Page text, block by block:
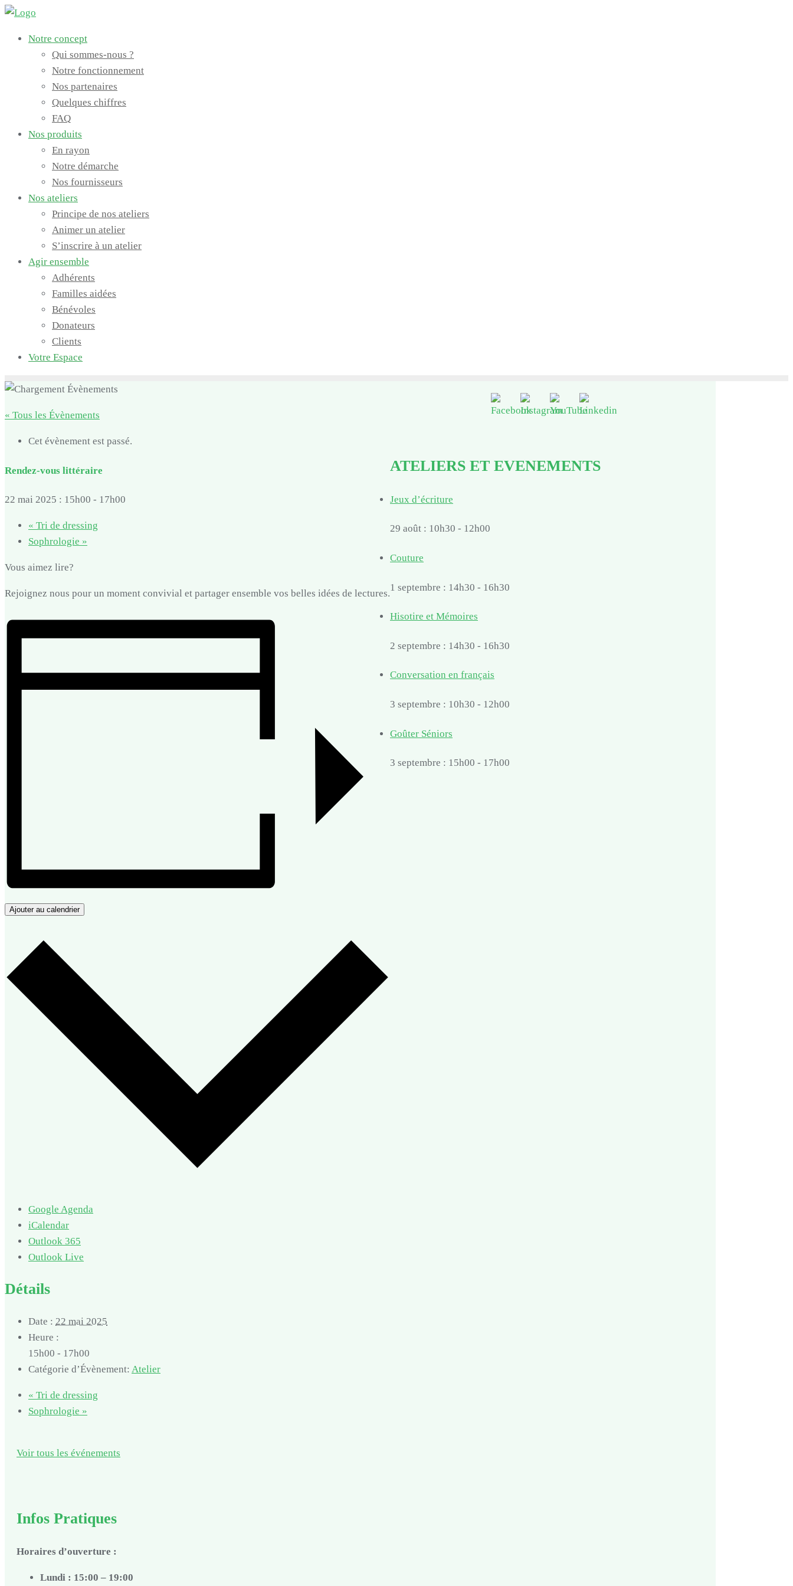
Skip
contentNotre concept
Qui sommes-nous ?
Notre fonctionnement
Nos partenaires
Quelques chiffres
FAQ
Nos produits
En rayon
Notre démarche
Nos fournisseurs
Nos ateliers
Principe de nos ateliers
Animer un atelier
S’inscrire à un atelier
Agir ensemble
Adhérents
Familles aidées
Bénévoles
Donateurs
Clients
Votre Espace
« Tous les Évènements
Cet évènement est passé.
Rendez-vous littéraire
22 mai 2025 : 15h00 - 17h00
« Tri de dressing
Sophrologie »
Vous aimez lire?
Rejoignez nous pour un moment convivial et partager ensemble vos belles idées de lectures.
Ajouter au calendrier
Google Agenda
iCalendar
Outlook 365
Outlook Live
Détails
Date : 22 mai 2025
Heure :
15h00 - 17h00
Catégorie d’Évènement: Atelier
« Tri de dressing
Sophrologie »
ATELIERS ET EVENEMENTS
Jeux d’écriture
29 août : 10h30 - 12h00
Couture
1 septembre : 14h30 - 16h30
Hisotire et Mémoires
2 septembre : 14h30 - 16h30
Conversation en français
3 septembre : 10h30 - 12h00
Goûter Séniors
3 septembre : 15h00 - 17h00
Voir tous les événements
Infos Pratiques
Horaires d’ouverture :
Lundi : 15:00 – 19:00